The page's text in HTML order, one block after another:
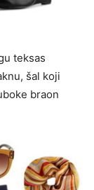
teksas
šal koji
braon